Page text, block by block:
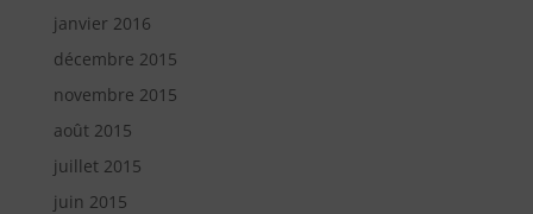
janvier 2016
décembre 2015
novembre 2015
août 2015
juillet 2015
juin 2015